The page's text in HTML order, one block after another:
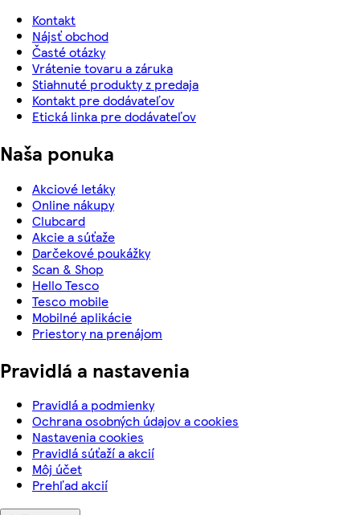
Kontakt
Nájsť obchod
Časté otázky
Vrátenie tovaru a záruka
Stiahnuté produkty z predaja
Kontakt pre dodávateľov
Etická linka pre dodávateľov
Naša ponuka
Akciové letáky
Online nákupy
Clubcard
Akcie a súťaže
Darčekové poukážky
Scan & Shop
Hello Tesco
Tesco mobile
Mobilné aplikácie
Priestory na prenájom
Pravidlá a nastavenia
Pravidlá a podmienky
Ochrana osobných údajov a cookies
Nastavenia cookies
Pravidlá súťaží a akcií
Môj účet
Prehľad akcií